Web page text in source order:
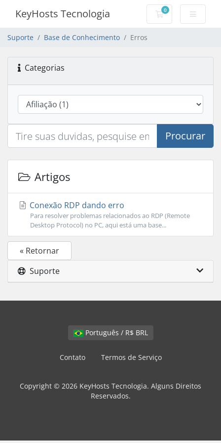
KeyHosts Tecnologia 0
Carrinho de
Suporte Base de Conhecimento Erros
Categorias
Procurar
Artigos
Conexão RDP dando erro
Para resolver problemas relacionados ao RDP (Remote
Desktop Protocol) no PC, aqui está uma base...
« Retornar
Suporte
Português / R$ BRL
Contato Termos de Serviço
Copyright © 2026 KeyHosts Tecnologia. Alguns Direitos
Reservados.